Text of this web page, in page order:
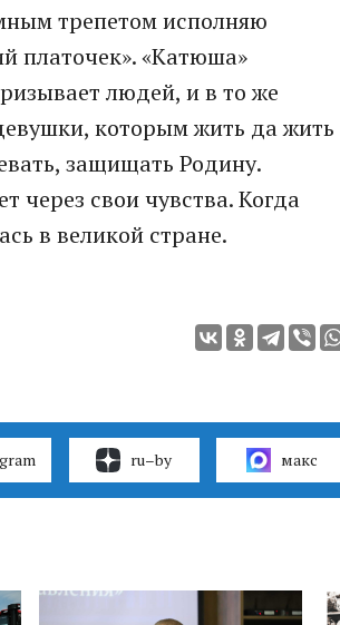
трепетом исполняю
платочек». «Катюша»
людей, и в то же
которым жить да жить
защищать Родину.
через свои чувства. Когда
в великой стране.
ru–by макс